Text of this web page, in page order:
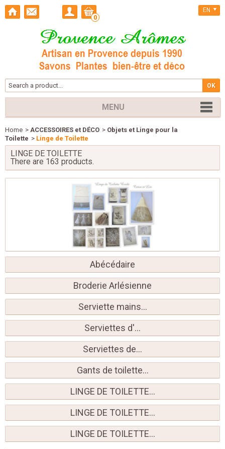
0
EN
MENU
Home > ACCESSOIRES et DÉCO > Objets et Linge pour la
Toilette > Linge de Toilette
LINGE DE TOILETTE
There are 163 products.
Abécédaire
Broderie Arlésienne
Serviette mains...
Serviettes d'...
Serviettes de...
Gants de toilette...
LINGE DE TOILETTE...
LINGE DE TOILETTE...
LINGE DE TOILETTE...